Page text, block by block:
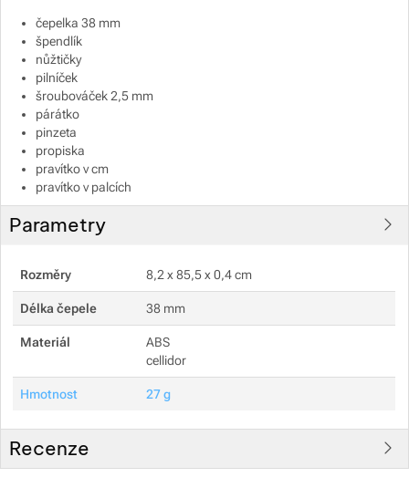
čepelka 38 mm
špendlík
nůžtičky
pilníček
šroubováček 2,5 mm
párátko
pinzeta
propiska
pravítko v cm
pravítko v palcích
Parametry
Rozměry 8,2 x 85,5 x 0,4 cm
Délka čepele 38 mm
Materiál
ABS
cellidor
Hmotnost 27 g
Recenze